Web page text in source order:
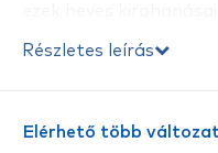
horgászatban is
Részletes leírás
Elérhető több